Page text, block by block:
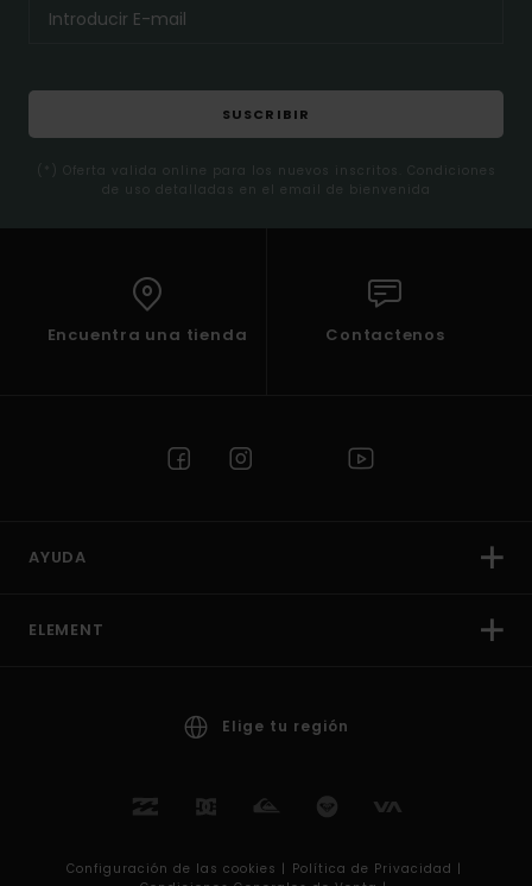
SUSCRIBIR
(*) Oferta valida online para los nuevos inscritos. Condiciones
de uso detalladas en el email de bienvenida
Encuentra una tienda Contactenos
AYUDA
ELEMENT
Elige tu región
Configuración de las cookies | Política de Privacidad |